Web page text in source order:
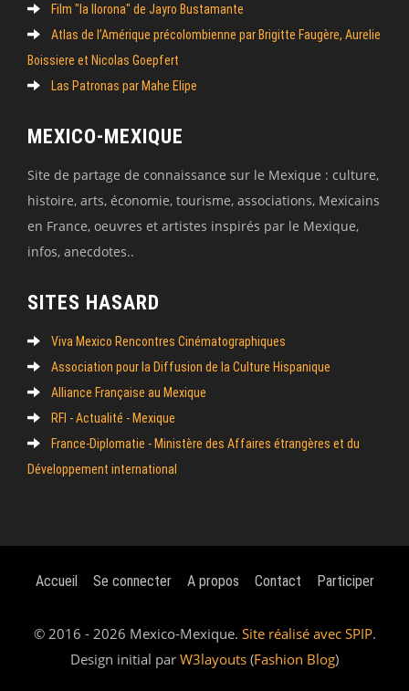
Film "la llorona" de Jayro Bustamante
Atlas de l’Amérique précolombienne par Brigitte Faugère, Aurelie
Boissiere et Nicolas Goepfert
Las Patronas par Mahe Elipe
MEXICO-MEXIQUE
Site de partage de connaissance sur le Mexique : culture,
histoire, arts, économie, tourisme, associations, Mexicains
en France, oeuvres et artistes inspirés par le Mexique,
infos, anecdotes..
SITES HASARD
Viva Mexico Rencontres Cinématographiques
Association pour la Diffusion de la Culture Hispanique
Alliance Française au Mexique
RFI - Actualité - Mexique
France-Diplomatie - Ministère des Affaires étrangères et du
Développement international
Accueil Se connecter A propos Contact Participer
© 2016 - 2026 Mexico-Mexique. Site réalisé avec SPIP.
Design initial par W3layouts (Fashion Blog)